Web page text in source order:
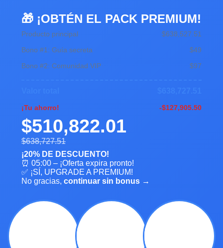
🎁 ¡OBTÉN EL PACK PREMIUM!
Producto principal
$638,527.51
Bono #1: Guía secreta
$49
Bono #2: Comunidad VIP
$97
¡Tu ahorro! -$127,905.50
$510,822.01
$638,727.51
¡20% DE DESCUENTO!
⏰ 05:00 – ¡Oferta expira pronto!
✅ ¡SÍ, UPGRADE A PREMIUM!
No gracias, continuar sin bonus →